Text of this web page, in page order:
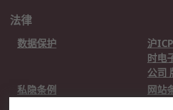
法律
数据保护
沪
时电
公司
私隐条例
网站